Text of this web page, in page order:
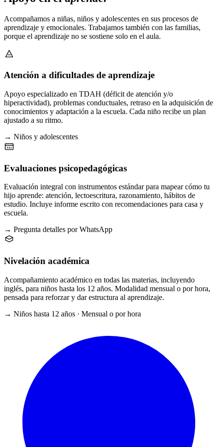
Acompañamos a niñas, niños y adolescentes en sus procesos de
aprendizaje y emocionales. Trabajamos también con las familias,
porque el aprendizaje no se sostiene solo en el aula.
Atención a dificultades de aprendizaje
Apoyo especializado en TDAH (déficit de atención y/o
hiperactividad), problemas conductuales, retraso en la adquisición de
conocimientos y adaptación a la escuela. Cada niño recibe un plan
ajustado a su ritmo.
→ Niños y adolescentes
Evaluaciones psicopedagógicas
Evaluación integral con instrumentos estándar para mapear cómo tu
hijo aprende: atención, lectoescritura, razonamiento, hábitos de
estudio. Incluye informe escrito con recomendaciones para casa y
escuela.
→ Pregunta detalles por WhatsApp
Nivelación académica
Acompañamiento académico en todas las materias, incluyendo
inglés, para niños hasta los 12 años. Modalidad mensual o por hora,
pensada para reforzar y dar estructura al aprendizaje.
→ Niños hasta 12 años · Mensual o por hora